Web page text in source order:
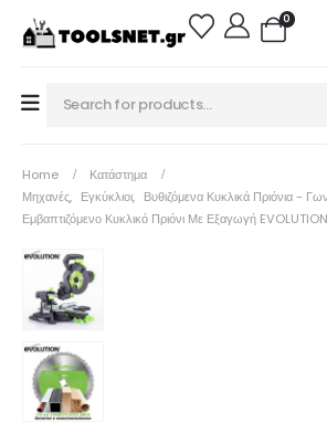
0
Home
Κατάστημα
Μηχανές, Εγκύκλιοι, Βυθιζόμενα Κυκλικά Πριόνια -
Εμβαπτιζόμενο Κυκλικό Πριόνι Με Εξαγωγή